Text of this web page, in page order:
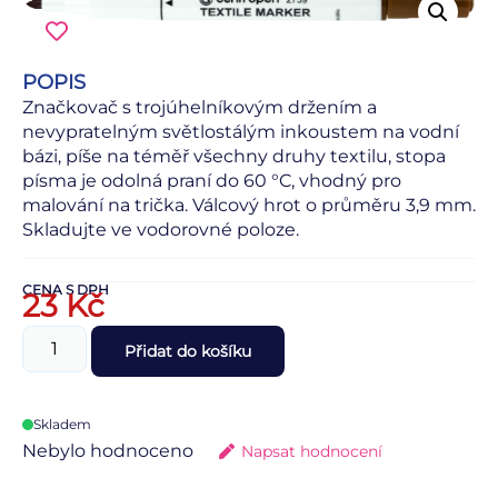
POPIS
Značkovač s trojúhelníkovým držením a
nevypratelným světlostálým inkoustem na vodní
bázi, píše na téměř všechny druhy textilu, stopa
písma je odolná praní do 60 °C, vhodný pro
malování na trička. Válcový hrot o průměru 3,9 mm.
Skladujte ve vodorovné poloze.
CENA S DPH
23Kč
Přidat do košíku
Skladem
Nebylo hodnoceno Napsat hodnocení